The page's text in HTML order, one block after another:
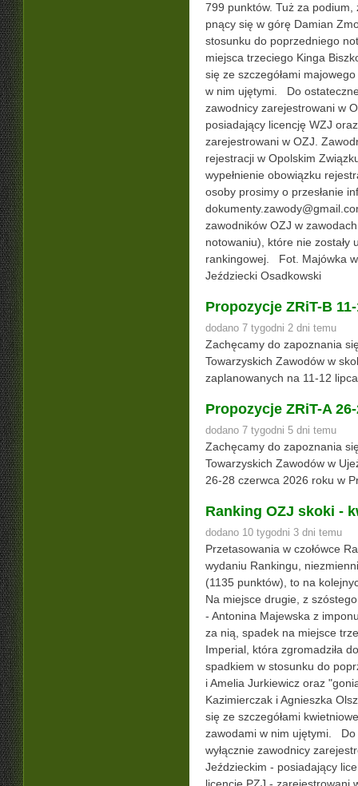
799 punktów. Tuż za
pnący się w górę Damian
stosunku do poprzedniego
miejsca trzeciego Kinga
się ze szczegółami
w nim ujętymi. Do
zawodnicy zarejestrowani w
posiadający licencję WZJ
zarejestrowani w OZJ.
rejestracji w Opolskim
wypełnienie obowiązku
osoby prosimy o przesłanie
zawodników OZJ w
notowaniu), które nie zostały
rankingowej. Fot. Majówka
Jeździecki Osadkowski
Propozycje ZRiT-B
dodano 7 tygodni 2 dni temu
Zachęcamy do zapoznania
Towarzyskich Zawodów w
zaplanowanych na 11-12
Propozycje ZRiT-A
dodano 7 tygodni 5 dni temu
Zachęcamy do zapoznania
Towarzyskich Zawodów w
26-28 czerwca 2026 roku w
Ranking OZJ skoki -
dodano 10 tygodni 3 dni temu
Przetasowania w czołówce
wydaniu Rankingu,
(1135 punktów), to na
Na miejsce drugie, z
- Antonina Majewska z
za nią, spadek na miejsce
Imperial, która zgromadziła
spadkiem w stosunku do
i Amelia Jurkiewicz oraz
Kazimierczak i Agnieszka
się ze szczegółami
zawodami w nim ujętymi. Do
wyłącznie zawodnicy
Jeździeckim - posiadający